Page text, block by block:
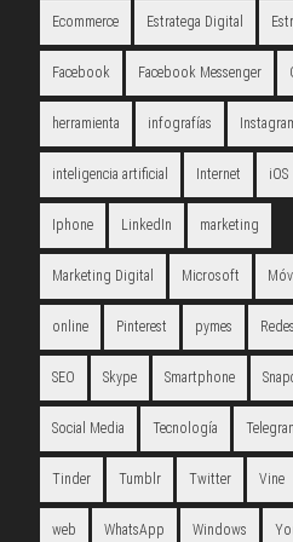
Ecommerce Estratega Digital
Facebook Facebook Messenger
herramienta infografías
inteligencia artificial Internet iOS
Iphone LinkedIn marketing
Marketing Digital Microsoft
online Pinterest pymes
SEO Skype Smartphone
Social Media Tecnología
Tinder Tumblr Twitter Vine
web WhatsApp Windows